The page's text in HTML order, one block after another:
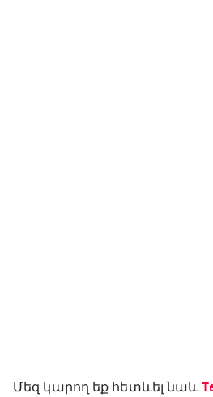
Մեզ կարող եք հետևել նաև